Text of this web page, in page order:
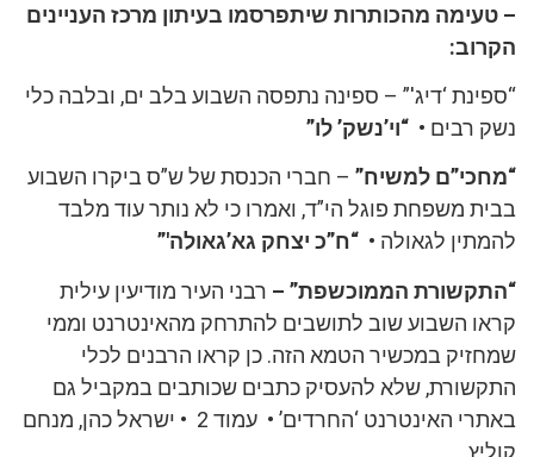
– טעימה מהכותרות שיתפרסמו בעיתון מרכז העניינים
הקרוב:
“ספינת ‘דיג'” – ספינה נתפסה השבוע בלב ים, ובלבה כלי
נשק רבים • “וי’נשק’ לו”
“מחכי”ם למשיח” – חברי הכנסת של ש”ס ביקרו השבוע
בבית משפחת פוגל הי”ד, ואמרו כי לא נותר עוד מלבד
להמתין לגאולה • “ח”כ יצחק גא’גאולה'”
“התקשורת הממוכשפת” – רבני העיר מודיעין עילית
קראו השבוע שוב לתושבים להתרחק מהאינטרנט וממי
שמחזיק במכשיר הטמא הזה. כן קראו הרבנים לכלי
התקשורת, שלא להעסיק כתבים שכותבים במקביל גם
באתרי האינטרנט ‘החרדים’ • עמוד 2 • ישראל כהן, מנחם
קוליץ